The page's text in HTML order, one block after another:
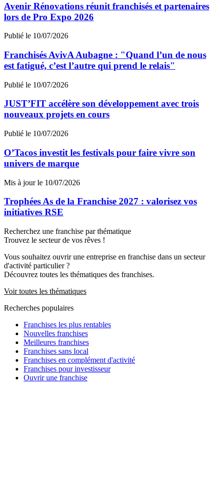
Avenir Rénovations réunit franchisés et partenaires
lors de Pro Expo 2026
Publié le 10/07/2026
Franchisés AvivA Aubagne : "Quand l’un de nous
est fatigué, c’est l’autre qui prend le relais"
Publié le 10/07/2026
JUST’FIT accélère son développement avec trois
nouveaux projets en cours
Publié le 10/07/2026
O’Tacos investit les festivals pour faire vivre son
univers de marque
Mis à jour le 10/07/2026
Trophées As de la Franchise 2027 : valorisez vos
initiatives RSE
Recherchez une franchise par thématique
Trouvez le secteur de vos rêves !
Vous souhaitez ouvrir une entreprise en franchise dans un secteur
d'activité particulier ?
Découvrez toutes les thématiques des franchises.
Voir toutes les thématiques
Recherches populaires
Franchises les plus rentables
Nouvelles franchises
Meilleures franchises
Franchises sans local
Franchises en complément d'activité
Franchises pour investisseur
Ouvrir une franchise